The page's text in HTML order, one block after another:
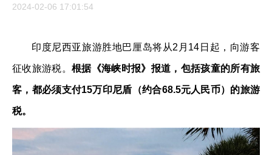
2024-02-06 17:01:54
印度尼西亚旅游胜地巴厘岛将从2月14日起，向游客
征收旅游税。 根据《海峡时报》报道，包括孩童的所有旅
客，都必须支付15万印尼盾（约合68.5元人民币）的旅游
税。